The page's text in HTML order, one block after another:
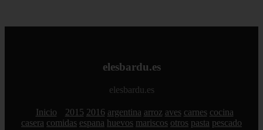
elesbardu.es
elesbardu.es
Inicio 2015 2016 argentina arroz aves carnes cocina
casera comidas espana huevos mariscos otros pasta pescado